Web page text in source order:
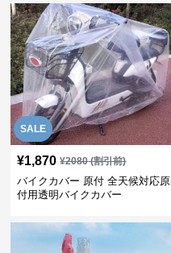
SALE
¥1,870 ¥2080(割引前)
バイクカバー 原付 全天候対応原
付用透明バイクカバー